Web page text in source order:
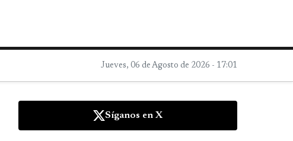
Jueves, 06 de Agosto de 2026 - 17:01
Síganos en X